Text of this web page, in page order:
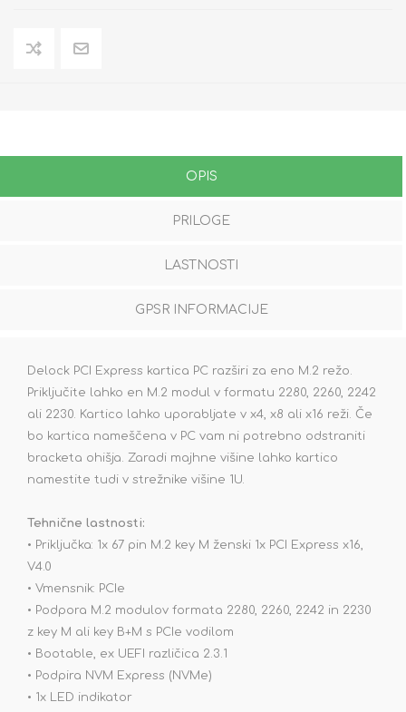
OPIS
PRILOGE
LASTNOSTI
GPSR INFORMACIJE
Delock PCI Express kartica PC razširi za eno M.2 režo.
Priključite lahko en M.2 modul v formatu 2280, 2260, 2242
ali 2230. Kartico lahko uporabljate v x4, x8 ali x16 reži. Če
bo kartica nameščena v PC vam ni potrebno odstraniti
bracketa ohišja. Zaradi majhne višine lahko kartico
namestite tudi v strežnike višine 1U.
Tehnične lastnosti:
• Priključka: 1x 67 pin M.2 key M ženski 1x PCI Express x16,
V4.0
• Vmensnik: PCIe
• Podpora M.2 modulov formata 2280, 2260, 2242 in 2230
z key M ali key B+M s PCIe vodilom
• Bootable, ex UEFI različica 2.3.1
• Podpira NVM Express (NVMe)
• 1x LED indikator